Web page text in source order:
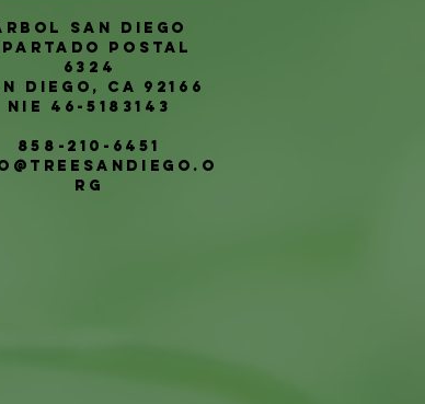
San Diego
postal
6324
Diego, CA 92166
NIE 46-5183143
858-210-6451
rg